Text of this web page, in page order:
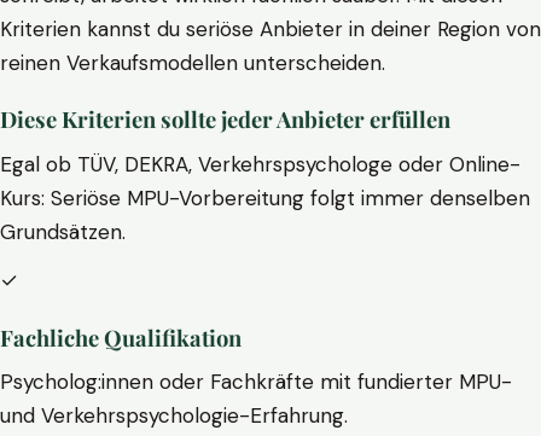
Kriterien kannst du seriöse Anbieter in deiner Region von
reinen Verkaufsmodellen unterscheiden.
Diese Kriterien sollte jeder Anbieter erfüllen
Egal ob TÜV, DEKRA, Verkehrspsychologe oder Online-
Kurs: Seriöse MPU-Vorbereitung folgt immer denselben
Grundsätzen.
✓
Fachliche Qualifikation
Psycholog:innen oder Fachkräfte mit fundierter MPU-
und Verkehrspsychologie-Erfahrung.